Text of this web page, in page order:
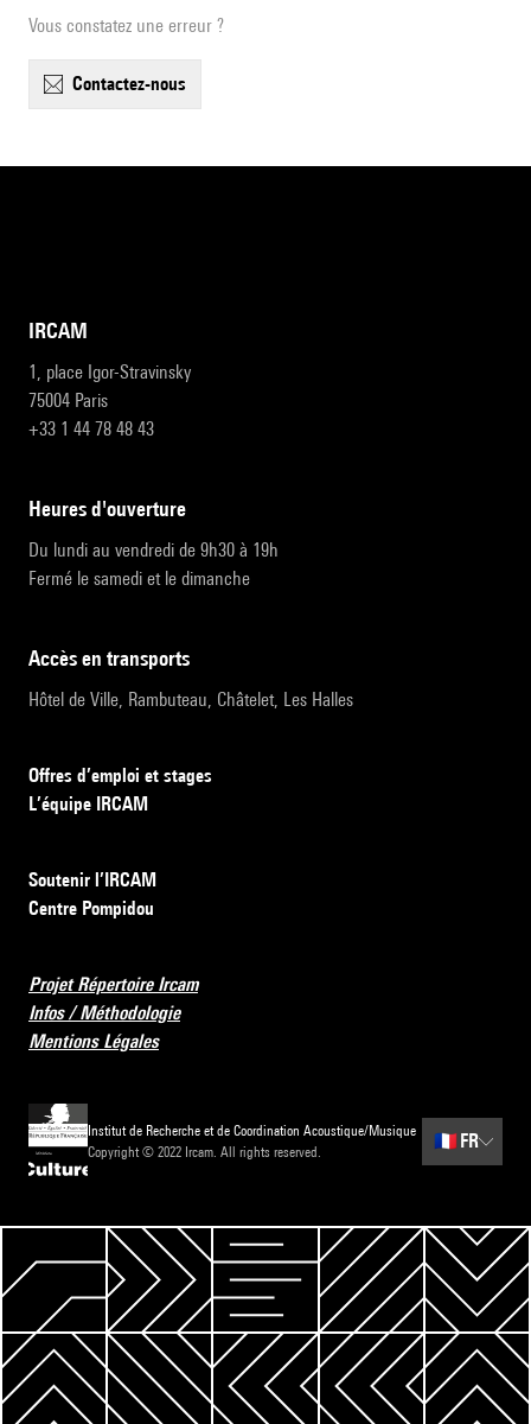
Vous constatez une erreur ?
contactez-nous
IRCAM
1, place Igor-Stravinsky
75004 Paris
+33 1 44 78 48 43
heures d'ouverture
Du lundi au vendredi de 9h30 à 19h
Fermé le samedi et le dimanche
accès en transports
Hôtel de Ville, Rambuteau, Châtelet, Les Halles
Offres d’emploi et stages
L’équipe IRCAM
Soutenir l’IRCAM
Centre Pompidou
Projet Répertoire Ircam
Infos / Méthodologie
Mentions Légales
Institut de Recherche et de Coordination Acoustique/Musique
Copyright © 2022 Ircam. All rights reserved.
🇫🇷 FR